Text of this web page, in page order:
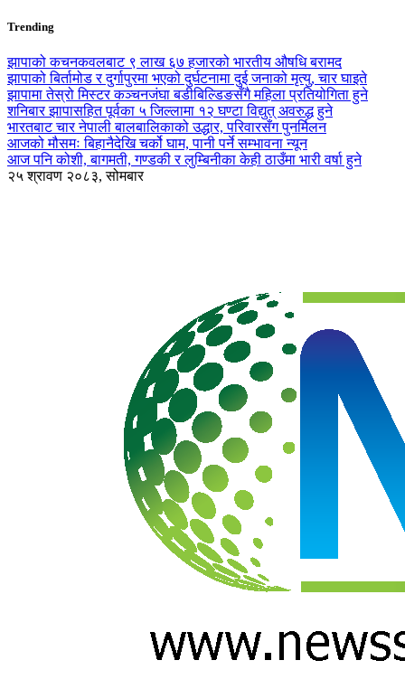
Trending
झापाको कचनकवलबाट ९ लाख ६७ हजारको भारतीय औषधि बरामद
झापाको बिर्तामोड र दुर्गापुरमा भएको दुर्घटनामा दुई जनाको मृत्यु, चार घाइते
झापामा तेस्रो मिस्टर कञ्चनजंघा बडीबिल्डिङसँगै महिला प्रतियोगिता हुने
शनिबार झापासहित पूर्वका ५ जिल्लामा १२ घण्टा विद्युत् अवरुद्ध हुने
भारतबाट चार नेपाली बालबालिकाको उद्धार, परिवारसँग पुनर्मिलन
आजको मौसमः बिहानैदेखि चर्को घाम, पानी पर्ने सम्भावना न्यून
आज पनि कोशी, बागमती, गण्डकी र लुम्बिनीका केही ठाउँमा भारी वर्षा हुने
२५ श्रावण २०८३, सोमबार